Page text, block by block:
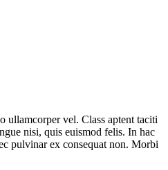
ullamcorper vel. Class aptent taciti
nisi, quis euismod felis. In hac
pulvinar ex consequat non. Morbi